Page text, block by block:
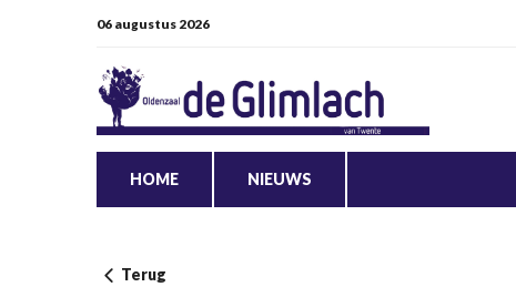
06 augustus 2026
HOME NIEUWS
Terug